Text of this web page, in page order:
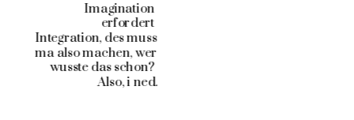
Imagination
erfordert
Integration, des muss
ma also machen, wer
wusste das schon?
Also, i ned.